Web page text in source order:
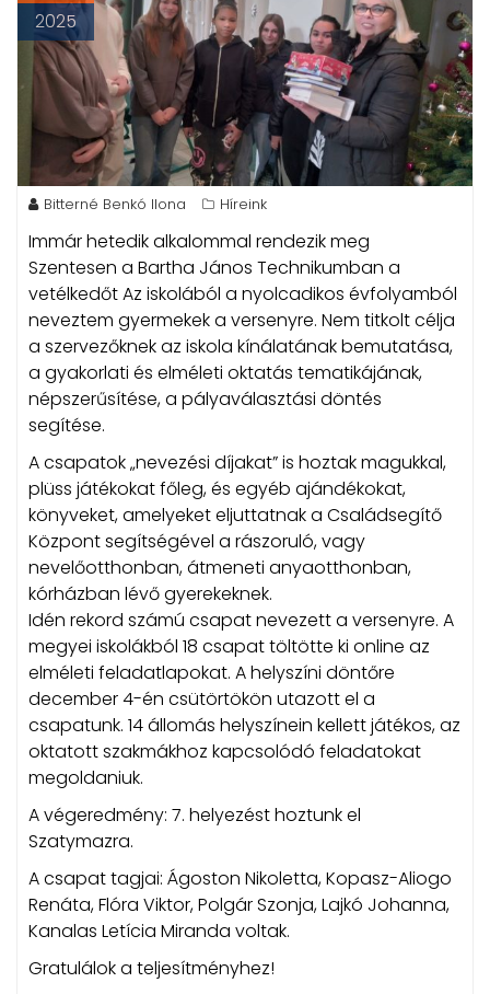
2025
Bitterné Benkó Ilona Híreink
Immár hetedik alkalommal rendezik meg
Szentesen a Bartha János Technikumban a
vetélkedőt Az iskolából a nyolcadikos évfolyamból
neveztem gyermekek a versenyre. Nem titkolt célja
a szervezőknek az iskola kínálatának bemutatása,
a gyakorlati és elméleti oktatás tematikájának,
népszerűsítése, a pályaválasztási döntés
segítése.
A csapatok „nevezési díjakat” is hoztak magukkal,
plüss játékokat főleg, és egyéb ajándékokat,
könyveket, amelyeket eljuttatnak a Családsegítő
Központ segítségével a rászoruló, vagy
nevelőotthonban, átmeneti anyaotthonban,
kórházban lévő gyerekeknek.
Idén rekord számú csapat nevezett a versenyre. A
megyei iskolákból 18 csapat töltötte ki online az
elméleti feladatlapokat. A helyszíni döntőre
december 4-én csütörtökön utazott el a
csapatunk. 14 állomás helyszínein kellett játékos, az
oktatott szakmákhoz kapcsolódó feladatokat
megoldaniuk.
A végeredmény: 7. helyezést hoztunk el
Szatymazra.
A csapat tagjai: Ágoston Nikoletta, Kopasz-Aliogo
Renáta, Flóra Viktor, Polgár Szonja, Lajkó Johanna,
Kanalas Letícia Miranda voltak.
Gratulálok a teljesítményhez!